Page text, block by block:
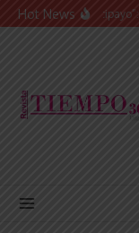
Saltar al contenido
Hot News
“Presidente cipayo”: